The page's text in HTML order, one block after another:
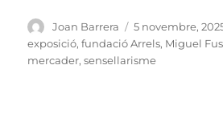
Autor
Joan Barrera
Publicat
el
5 novembre,
exposició,fundació Arrels, Miguel
mercader,sensellarisme